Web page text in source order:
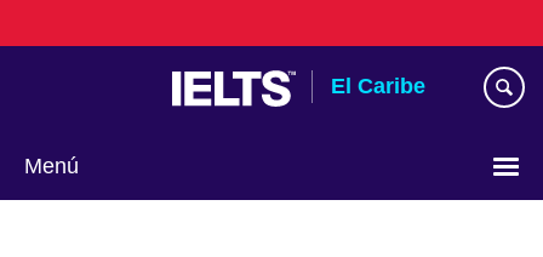
to
El Caribe
Menú